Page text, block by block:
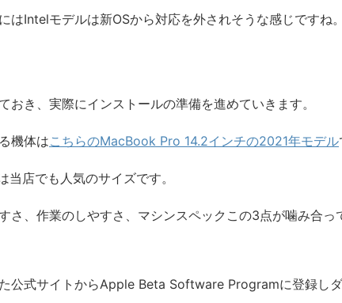
はIntelモデルは新OSから対応を外されそうな感じですね。
おき、実際にインストールの準備を進めていきます。
機体はこちらのMacBook Pro 14.2インチの2021年モデル
当店でも人気のサイズです。
さ、作業のしやすさ、マシンスペックこの3点が噛み合っ
公式サイトからApple Beta Software Programに登録しダ